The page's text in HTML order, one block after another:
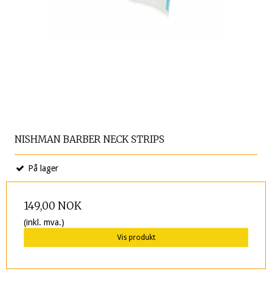
NISHMAN BARBER NECK STRIPS
På lager
149,00 NOK
(inkl. mva.)
Vis produkt